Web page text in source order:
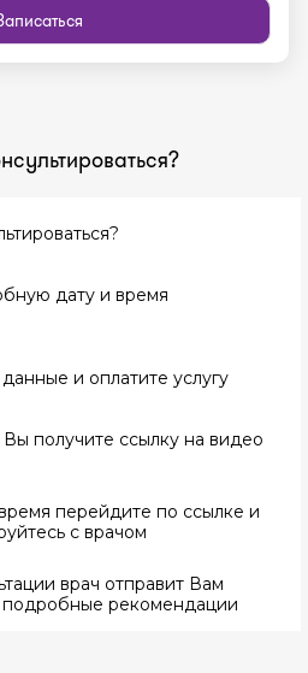
дату и время
и оплатите услугу
получите ссылку на видео
перейдите по ссылке и
с врачом
врач отправит Вам
рекомендации